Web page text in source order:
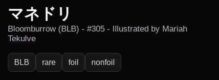
マネドリ
Bloomburrow (BLB) - #305 - Illustrated by Mariah
Tekulve
BLB rare foil nonfoil